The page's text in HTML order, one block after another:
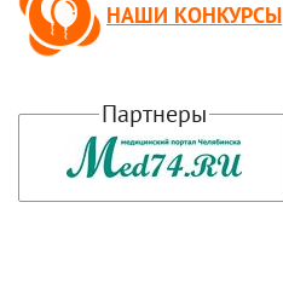
НАШИ КОНКУРСЫ
Партнеры